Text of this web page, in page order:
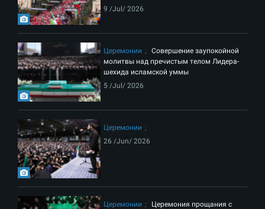
9 /Jul/ 2026
Церемонии
Совершение заупокойной
молитвы над пречистым телом Лидера-
шехида исламской уммы
5 /Jul/ 2026
Церемонии
26 /Jun/ 2026
Церемонии
Церемония прощания с